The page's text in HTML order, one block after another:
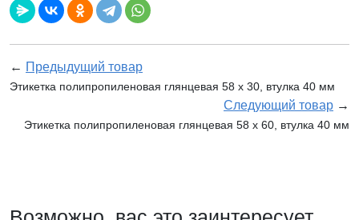
← Предыдущий товар
Этикетка полипропиленовая глянцевая 58 x 30, втулка 40 мм
Следующий товар →
Этикетка полипропиленовая глянцевая 58 x 60, втулка 40 мм